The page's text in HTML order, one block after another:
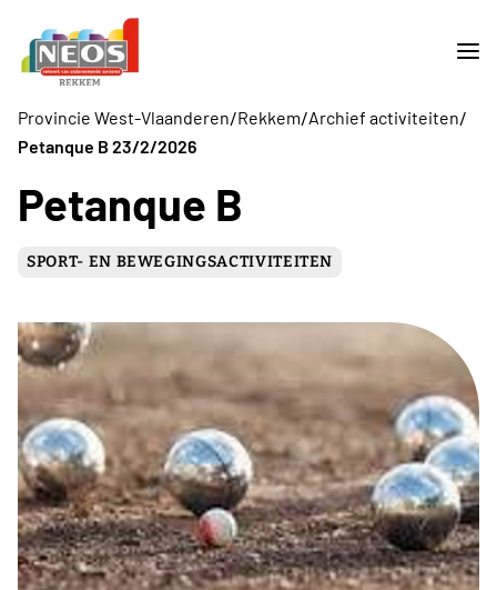
Provincie West-Vlaanderen/Rekkem/Archief activiteiten/
Petanque B 23/2/2026
Petanque B
SPORT- EN BEWEGINGSACTIVITEITEN